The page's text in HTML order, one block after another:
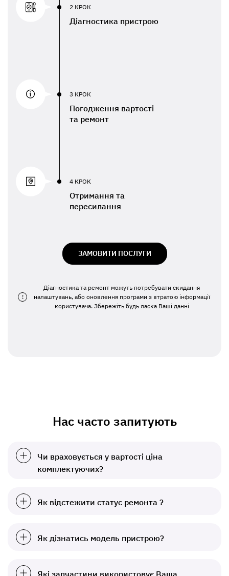
2 КРОК
Діагностика пристрою
3 КРОК
Погодження вартості
та ремонт
4 КРОК
Отримання та
пересилання
ЗАМОВИТИ ПОСЛУГИ
!
Діагностика та ремонт можуть потребувати скидання
налаштувань, або оновлення програми з втратою інформації
користувача. Збережіть будь ласка Ваші данні
Нас часто запитують
Чи враховується у вартості ціна
комплектуючих?
Як відстежити статус ремонта ?
Як дізнатись модель пристрою?
Які запчастини використовує Ваша